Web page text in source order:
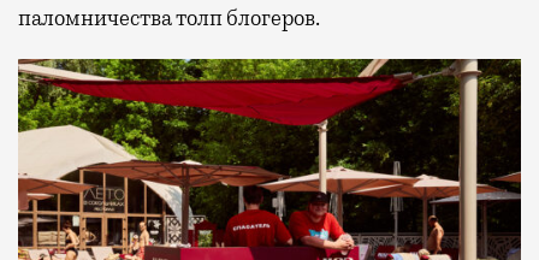
паломничества толп блогеров.